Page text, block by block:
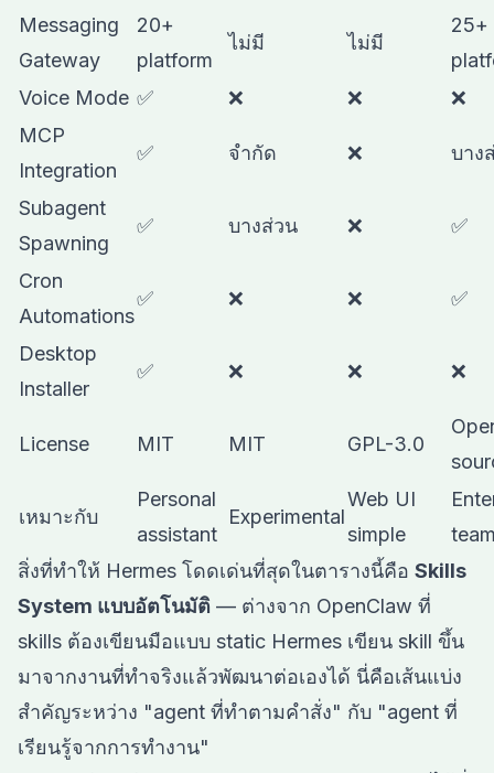
Messaging
Gateway
20+
platform
ไม่มี ไม่มี
25+
Voice Mode ✅ ❌ ❌
❌
MCP
Integration
✅ จำกัด ❌ บาง
Subagent
Spawning
✅ บางส่วน ❌ ✅
Cron
Automations
✅ ❌ ❌ ✅
Desktop
Installer
✅ ❌ ❌ ❌
License MIT MIT GPL-3.0
เหมาะกับ
Personal
assistant
Experimental
Web UI
simple
สิ่งที่ทำให้ Hermes โดดเด่นที่สุดในตารางนี้คือ Skills
System แบบอัตโนมัติ — ต่างจาก OpenClaw ที่
skills ต้องเขียนมือแบบ static Hermes เขียน skill ขึ้น
มาจากงานที่ทำจริงแล้วพัฒนาต่อเองได้ นี่คือเส้นแบ่ง
สำคัญระหว่าง "agent ที่ทำตามคำสั่ง" กับ "agent ที่
เรียนรู้จากการทำงาน"